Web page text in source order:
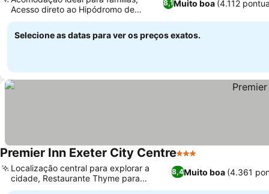
8,1Muito boa (4.112
Acesso direto ao Hipódromo de
Newton Abbot
Selecione as datas para ver os preços exatos.
Premier Inn Exeter City Centre3 Estrelas
8,4Muito boa (4.361
Localização central para explorar a
cidade, Restaurante Thyme para
refeições variadas